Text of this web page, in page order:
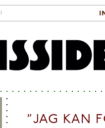
”JAG KAN